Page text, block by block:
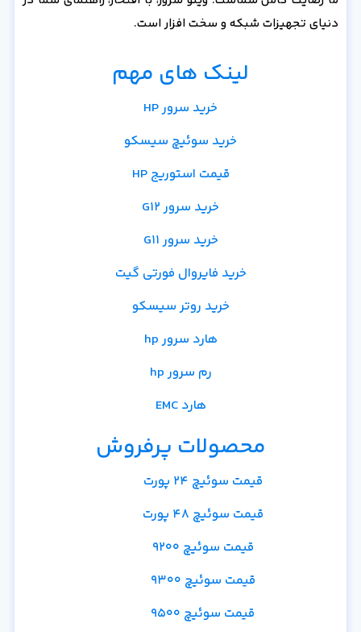
دنیای تجهیزات شبکه و سخت افزار است.
لینک های مهم
خرید سرور HP
خرید سوئیچ سیسکو
قیمت استوریج HP
خرید سرور G12
خرید سرور G11
خرید فایروال فورتی گیت
خرید روتر سیسکو
هارد سرور hp
رم سرور hp
هارد EMC
محصولات پرفروش
قیمت سوئیچ 24 پورت
قیمت سوئیچ 48 پورت
قیمت سوئیچ 9200
قیمت سوئیچ 9300
قیمت سوئیچ 9500